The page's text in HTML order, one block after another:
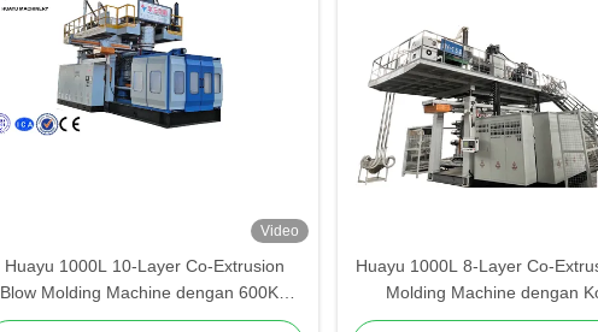
Video
Huayu 1000L 10-Layer Co-Extrusion
Blow Molding Machine dengan 600KN
Clamping Force untuk Kontainer
Huayu 1000L 8-Layer Co-
Molding Machine dengan
Siemens PLC untuk Kinerja